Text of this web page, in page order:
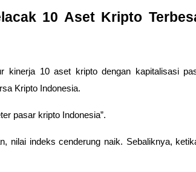
10 Aset Kripto
kinerja 10 aset kripto dengan kapitalisasi
Kripto Indonesia.
pasar kripto Indonesia”.
nilai indeks cenderung naik. Sebaliknya,